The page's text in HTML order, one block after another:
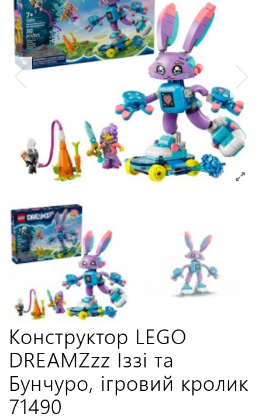
Конструктор LEGO
DREAMZzz Іззі та
Бунчуро, ігровий кролик
71490